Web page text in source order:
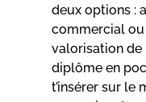
deux options :
commercial
valorisation de
diplôme en
t’insérer sur le